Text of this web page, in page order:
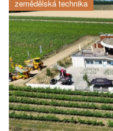
zemědělská technika